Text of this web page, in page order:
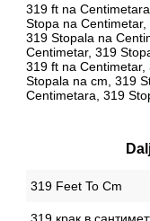
319 ft na
Stopa na
319 Stopala na
Centimetar, 319
319 ft na
Stopala na cm, 319
Centimetara, 319
‎319 Feet To Cm